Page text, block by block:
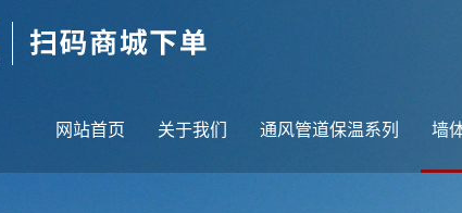
网站首页 关于我们 通风管道保温系列 墙